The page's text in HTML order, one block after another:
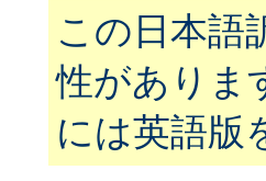
この日本語
性がありま
には英語版